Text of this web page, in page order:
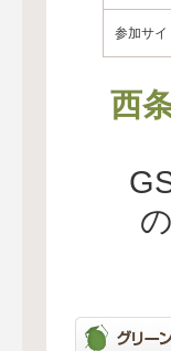
参加サイ
西